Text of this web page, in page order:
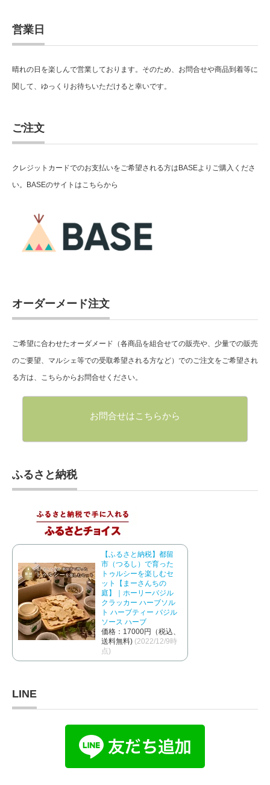
営業日
晴れの日を楽しんで営業しております。そのため、お問合せや商品到着等に
関して、ゆっくりお待ちいただけると幸いです。
ご注文
クレジットカードでのお支払いをご希望される方はBASEよりご購入くださ
い。BASEのサイトはこちらから
オーダーメード注文
ご希望に合わせたオーダメード（各商品を組合せての販売や、少量での販売
のご要望、マルシェ等での受取希望される方など）でのご注文をご希望され
る方は、こちらからお問合せください。
お問合せはこちらから
ふるさと納税
【ふるさと納税】都留
市（つるし）で育った
トゥルシーを楽しむセ
ット【まーさんちの
庭】｜ホーリーバジル
クラッカー ハーブソル
ト ハーブティー バジル
ソース ハーブ
価格：17000円（税込、
送料無料) (2022/12/9時
点)
LINE